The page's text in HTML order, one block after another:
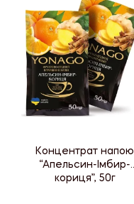
Концентрат напою
“Апельсин-Імбир-
кориця”, 50г